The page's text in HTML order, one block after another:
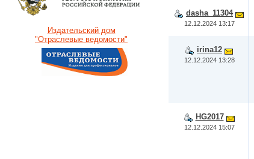
Издательский дом
"Отраслевые ведомости"
dasha_11304
12.12.2024 13:17
irina12
12.12.2024 13:28
HG2017
12.12.2024 15:07